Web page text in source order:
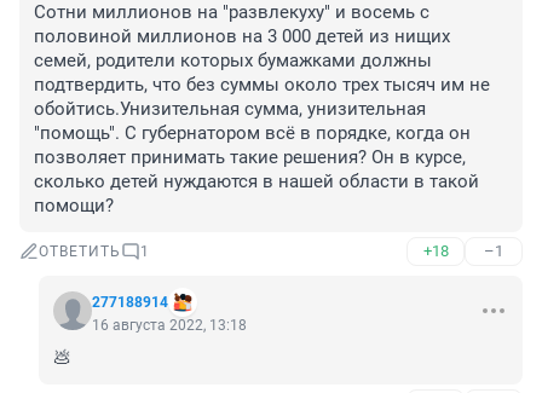
Сотни миллионов на "развлекуху" и восемь с
половиной миллионов на 3 000 детей из нищих
семей, родители которых бумажками должны
подтвердить, что без суммы около трех тысяч им не
обойтись.Унизительная сумма, унизительная
"помощь". С губернатором всё в порядке, когда он
позволяет принимать такие решения? Он в курсе,
сколько детей нуждаются в нашей области в такой
помощи?
ОТВЕТИТЬ 1 +18 –1
277188914
16 августа 2022, 13:18
💩